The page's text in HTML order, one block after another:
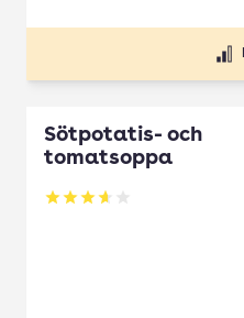
Sötpotatis- och
tomatsoppa
Betyg: 3.67 av 5